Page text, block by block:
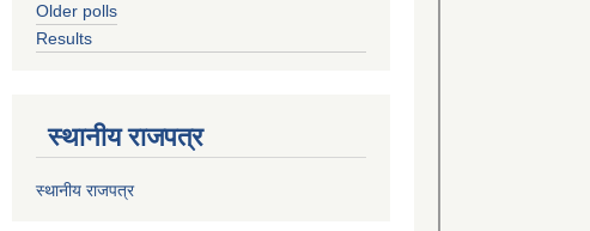
Older polls
Results
स्थानीय राजपत्र
स्थानीय राजपत्र